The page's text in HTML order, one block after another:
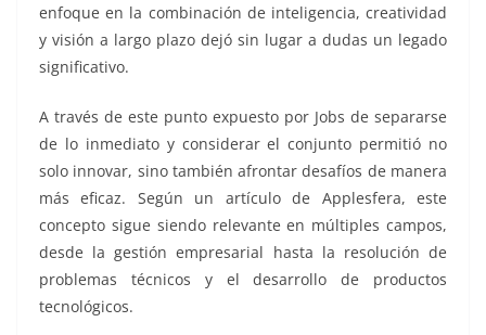
enfoque en la combinación de inteligencia, creatividad
y visión a largo plazo dejó sin lugar a dudas un legado
significativo.
A través de este punto expuesto por Jobs de separarse
de lo inmediato y considerar el conjunto permitió no
solo innovar, sino también afrontar desafíos de manera
más eficaz. Según un artículo de Applesfera, este
concepto sigue siendo relevante en múltiples campos,
desde la gestión empresarial hasta la resolución de
problemas técnicos y el desarrollo de productos
tecnológicos.